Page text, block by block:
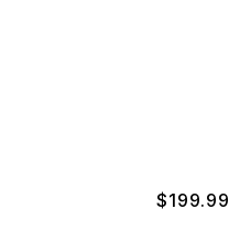
$199.99